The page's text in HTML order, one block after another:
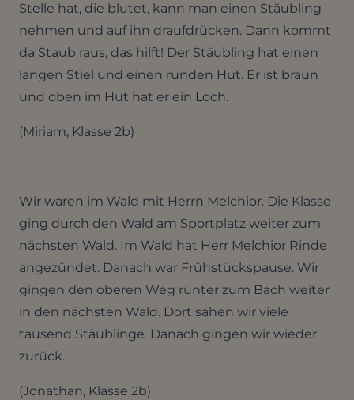
Stelle hat, die blutet, kann man einen Stäubling
nehmen und auf ihn draufdrücken. Dann kommt
da Staub raus, das hilft! Der Stäubling hat einen
langen Stiel und einen runden Hut. Er ist braun
und oben im Hut hat er ein Loch.
(Miriam, Klasse 2b)
Wir waren im Wald mit Herrn Melchior. Die Klasse
ging durch den Wald am Sportplatz weiter zum
nächsten Wald. Im Wald hat Herr Melchior Rinde
angezündet. Danach war Frühstückspause. Wir
gingen den oberen Weg runter zum Bach weiter
in den nächsten Wald. Dort sahen wir viele
tausend Stäublinge. Danach gingen wir wieder
zurück.
(Jonathan, Klasse 2b)